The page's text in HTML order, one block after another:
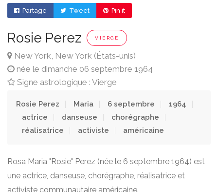
Partage Tweet Pin it
Rosie Perez VIERGE
New York, New York (États-unis)
née le dimanche 06 septembre 1964
Signe astrologique : Vierge
Rosie Perez Maria 6 septembre
1964
actrice
danseuse
chorégraphe
réalisatrice
activiste américaine
Rosa Maria "Rosie" Perez (née le 6 septembre 1964) est
une actrice, danseuse, chorégraphe, réalisatrice et
activiste communautaire américaine.